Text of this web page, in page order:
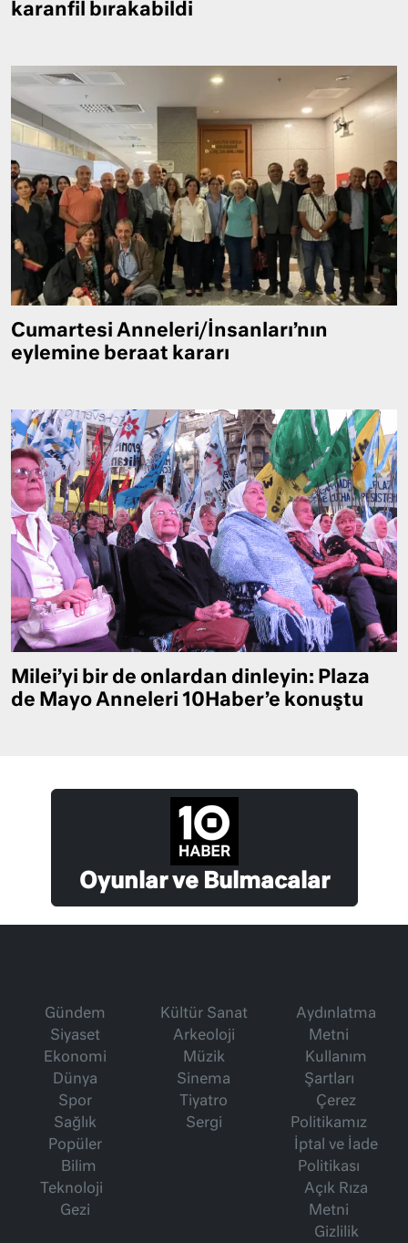
karanfil bırakabildi
Cumartesi Anneleri/İnsanları’nın
eylemine beraat kararı
Milei’yi bir de onlardan dinleyin: Plaza
de Mayo Anneleri 10Haber’e konuştu
Oyunlar ve Bulmacalar
Gündem
Siyaset
Ekonomi
Dünya
Spor
Sağlık
Popüler
Bilim
Teknoloji
Gezi
Kültür Sanat
Arkeoloji
Müzik
Sinema
Tiyatro
Sergi
Aydınlatma
Metni
Kullanım
Şartları
Çerez
Politikamız
İptal ve İade
Politikası
Açık Rıza
Metni
Gizlilik